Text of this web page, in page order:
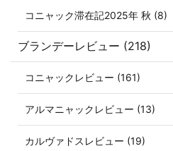
コニャック滞在記2025年 秋 (8)
ブランデーレビュー (218)
コニャックレビュー (161)
アルマニャックレビュー (13)
カルヴァドスレビュー (19)